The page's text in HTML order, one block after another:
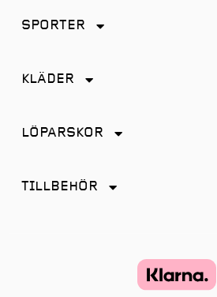
SPORTER
KLÄDER
LÖPARSKOR
TILLBEHÖR